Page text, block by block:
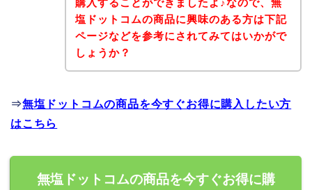
購入することができましたよ♪なので、無
塩ドットコムの商品に興味のある方は下記
ページなどを参考にされてみてはいかがで
しょうか？
⇒無塩ドットコムの商品を今すぐお得に購入したい方
はこちら
無塩ドットコムの商品を今すぐお得に購